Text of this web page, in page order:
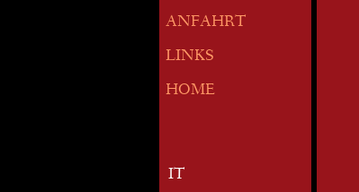
ANFAHRT
LINKS
HOME
IT